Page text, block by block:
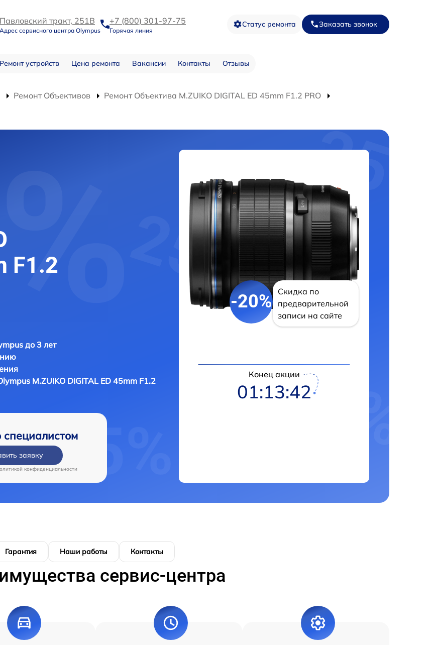
Павловский тракт, 251В
Адрес сервисного центра Olympus
+7 (800) 301-97-75
Горячая линия
Статус ремонта Заказать звонок
устройств Цена ремонта Вакансии Контакты Отзывы
Ремонт Объективов
Ремонт Объектива M.ZUIKO DIGITAL ED 45mm F1.2 PRO
F1.2
до 3 лет
M.ZUIKO DIGITAL ED 45mm F1.2
специалистом
заявку
конфиденциальности
-20%
Скидка по
предварительной
записи на сайте
Конец акции
01:13:42
Гарантия Наши работы Контакты
сервис-центра